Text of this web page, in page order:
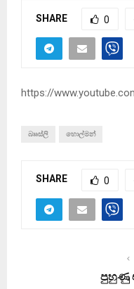
SHARE 0
https://
බෲස්ලි හොල්මන්
SHARE 0
පුහුණු